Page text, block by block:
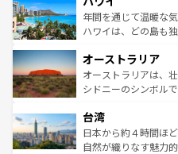
着のスイス情報はコ
ンメントが詰まった
西部には大自然が広
部のニューオーリン
文化が魅力。旅行者
しみながら、その多
ならではの贅沢な旅のスタイルだ。
情報はコンテンツ一覧
年間を通じて温暖な
ハワイは、どの島も
ワイ島は見逃せない
島だが、静かな自然
おすすめ。エメラル
れるおもてなしの心
人々、おいしいロー
ク、伝統的なフラダ
オーストラリア
オーストラリアは、
シドニーのシンボル
リアリーフや大陸中
ク）、タスマニアの
ど、見どころがたく
台湾
日本から約４時間ほ
自然が織りなす魅力